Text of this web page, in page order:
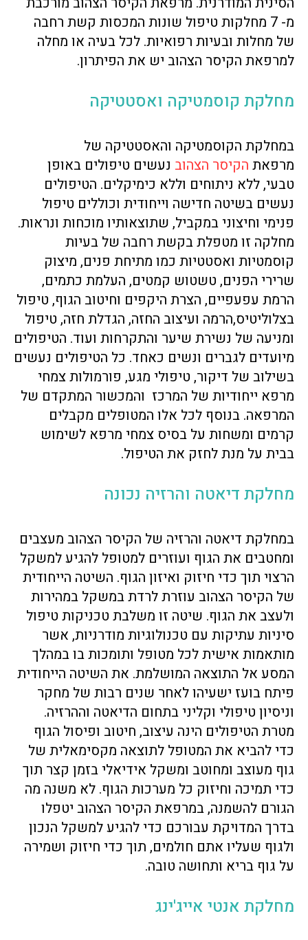
מ- 7 מחלקות טיפול שונות המכסות קשת רחבה
של מחלות ובעיות רפואיות. לכל בעיה או מחלה
למרפאת הקיסר הצהוב יש את הפיתרון.
מחלקת קוסמטיקה ואסטטיקה
במחלקת הקוסמטיקה והאסטטיקה של
מרפאת הקיסר הצהוב נעשים טיפולים באופן
טבעי, ללא ניתוחים וללא כימיקלים. הטיפולים
נעשים בשיטה חדישה וייחודית וכוללים טיפול
פנימי וחיצוני במקביל, שתוצאותיו מוכחות ונראות.
מחלקה זו מטפלת בקשת רחבה של בעיות
קוסמטיות ואסטטיות כמו מתיחת פנים, מיצוק
שרירי הפנים, טשטוש קמטים, העלמת כתמים,
הרמת עפעפיים, הצרת היקפים וחיטוב הגוף, טיפול
בצלוליטיס,הרמה ועיצוב החזה, הגדלת חזה, טיפול
ומניעה של נשירת שיער והתקרחות ועוד. הטיפולים
מיועדים לגברים ונשים כאחד. כל הטיפולים נעשים
בשילוב של דיקור, טיפולי מגע, פורמולות צמחי
מרפא ייחודיות של המרכז והמכשור המתקדם של
המרפאה. בנוסף לכל אלו המטופלים מקבלים
קרמים ומשחות על בסיס צמחי מרפא לשימוש
בבית על מנת לחזק את הטיפול.
מחלקת דיאטה והרזיה נכונה
במחלקת דיאטה והרזיה של הקיסר הצהוב מעצבים
ומחטבים את הגוף ועוזרים למטופל להגיע למשקל
הרצוי תוך כדי חיזוק ואיזון הגוף. השיטה הייחודית
של הקיסר הצהוב עוזרת לרדת במשקל במהירות
ולעצב את הגוף. שיטה זו משלבת טכניקות טיפול
סיניות עתיקות עם טכנולוגיות מודרניות, אשר
מותאמות אישית לכל מטופל ותומכות בו במהלך
המסע אל התוצאה המושלמת. את השיטה הייחודית
פיתח בועז ישעיהו לאחר שנים רבות של מחקר
וניסיון טיפולי וקליני בתחום הדיאטה וההרזיה.
מטרת הטיפולים הינה עיצוב, חיטוב ופיסול הגוף
כדי להביא את המטופל לתוצאה מקסימאלית של
גוף מעוצב ומחוטב ומשקל אידיאלי בזמן קצר תוך
כדי תמיכה וחיזוק כל מערכות הגוף. לא משנה מה
הגורם להשמנה, במרפאת הקיסר הצהוב יטפלו
בדרך המדויקת עבורכם כדי להגיע למשקל הנכון
ולגוף שעליו אתם חולמים, תוך כדי חיזוק ושמירה
על גוף בריא ותחושה טובה.
מחלקת אנטי אייג'ינג